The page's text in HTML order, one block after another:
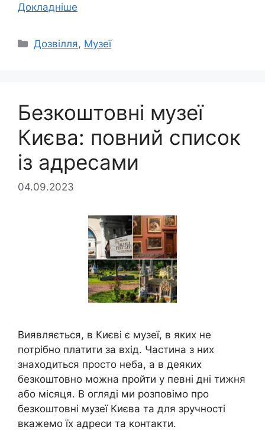
Докладніше
Категорії
Дозвілля, Музеї
Безкоштовні музеї
Києва: повний список
із адресами
04.09.2023
Виявляється, в Києві є музеї, в яких не
потрібно платити за вхід. Частина з них
знаходиться просто неба, а в деяких
безкоштовно можна пройти у певні дні тижня
або місяця. В огляді ми розповімо про
безкоштовні музеї Києва та для зручності
вкажемо їх адреси та контакти.